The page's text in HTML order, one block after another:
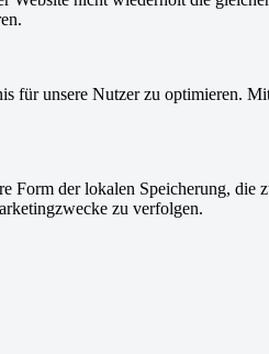
für unsere Nutzer zu optimieren.
Form der lokalen Speicherung,
zu verfolgen.